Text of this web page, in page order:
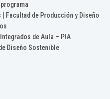
| Facultad de Producción y Diseño
de Aula – PIA
Diseño Sostenible